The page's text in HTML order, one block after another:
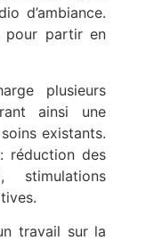
d’ambiance.
pour partir en
plusieurs
ainsi une
existants.
réduction des
stimulations
travail sur la